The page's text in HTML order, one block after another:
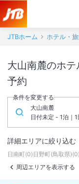
JTBホーム ホテル・
大山南麓のホテ
予約
条件を変更する
大山南麓
日付未定 - 1泊｜
詳細エリアに絞り込む
日南町(0) 日野町(鳥取県)(0)
周辺エリアを表示する